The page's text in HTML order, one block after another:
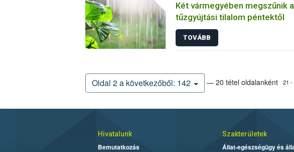
Két vármegyében megszűnik a
tűzgyújtási tilalom péntektől
TOVÁBB
Oldal 2 a következőből: 142 — 20 tétel oldalanként 21 -
Hivatalunk
Bemutatkozás
Szakterületek
Állat-egészségügy és